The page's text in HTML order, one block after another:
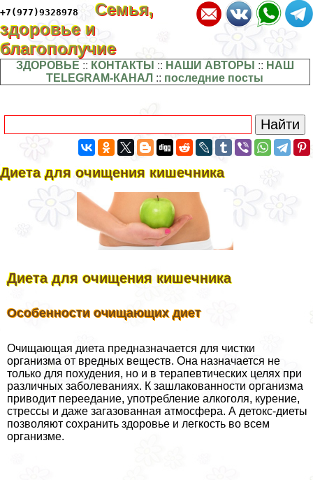
+7(977)9328978
Семья,
здоровье и
благополучие
ЗДОРОВЬЕ :: КОНТАКТЫ :: НАШИ АВТОРЫ :: НАШ
TELEGRAM-КАНАЛ :: последние посты
Диета для очищения кишечника
Диета для очищения кишечника
Особенности очищающих диет
Очищающая диета предназначается для чистки
организма от вредных веществ. Она назначается не
только для похудения, но и в терапевтических целях при
различных заболеваниях. К зашлакованности организма
приводит переедание, употрeбление алкоголя, курение,
стрессы и даже загазованная атмосфера. А детокс-диеты
позволяют сохранить здоровье и легкость во всем
организме.